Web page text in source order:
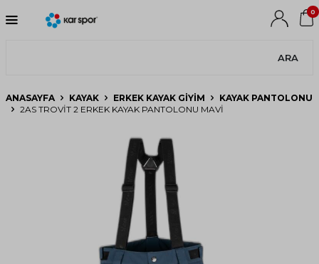
ARA
0
ANASAYFA KAYAK ERKEK KAYAK GIYIM
KAYAK PANTOLONU
2AS TROVIT 2 ERKEK KAYAK PANTOLONU MAVI